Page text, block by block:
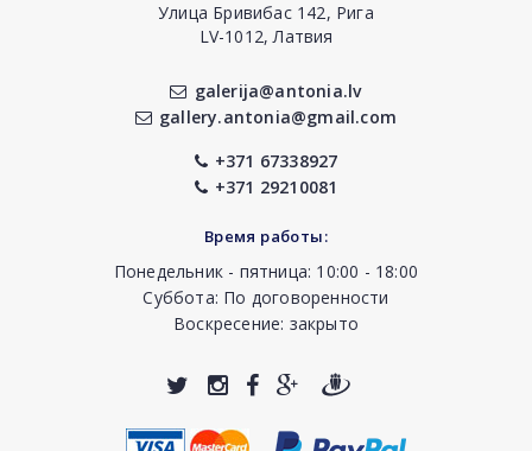
Улица Бривибас 142, Рига
LV-1012, Латвия
galerija@antonia.lv
gallery.antonia@gmail.com
+371 67338927
+371 29210081
Время работы:
Понедельник - пятница: 10:00 - 18:00
Суббота: По договоренности
Воскресение: закрыто